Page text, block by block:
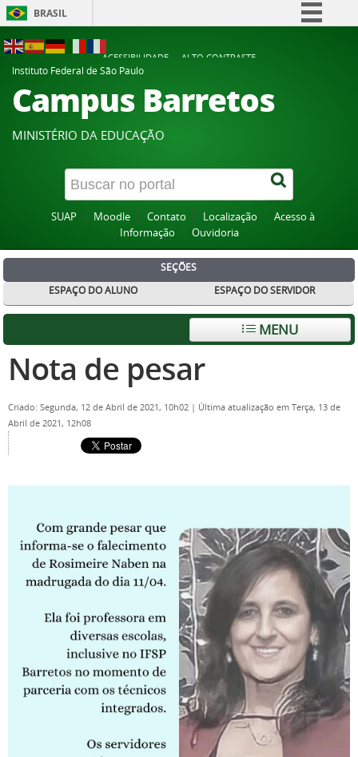
BRASIL
Participe
Acesso à informação
Canais
ACESSIBILIDADE
ALTO CONTRASTE
Instituto Federal de São Paulo
Campus Barretos
MINISTÉRIO DA EDUCAÇÃO
SUAP Moodle Contato Localização
Acesso à
Informação
Ouvidoria
SEÇÕES
ESPAÇO DO ALUNO
ESPAÇO DO SERVIDOR
MENU
Nota de pesar
Criado: Segunda, 12 de Abril de 2021, 10h02 | Última atualização em Terça, 13 de
Abril de 2021, 12h08